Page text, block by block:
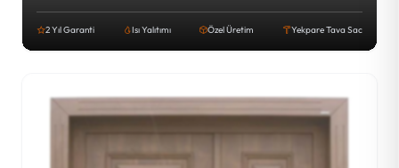
2 Yıl Garanti Isı Yalıtımı Özel Üretim Yekpare Tava Sac